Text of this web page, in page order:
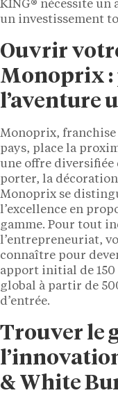
KING® nécessite un
un investissement
Ouvrir
Monoprix :
l’aventure
Monoprix, franchise
pays, place la
une offre diversifiée
porter, la
Monoprix se
l’excellence en
gamme. Pour tout
l’entrepreneuriat,
connaître pour
apport initial de
global à partir de
d’entrée.
Trouver le
& White